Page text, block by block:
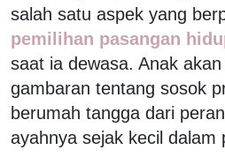
salah satu aspek yang
pemilihan pasangan
saat ia dewasa. Anak
gambaran tentang sosok
berumah tangga dari
ayahnya sejak kecil dalam